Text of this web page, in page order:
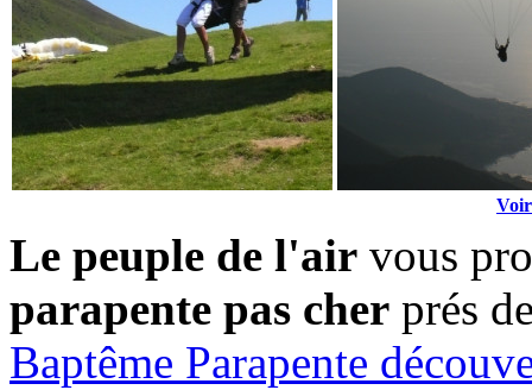
Voir
Le peuple de l'air vous
parapente pas cher prés
Baptême Parapente